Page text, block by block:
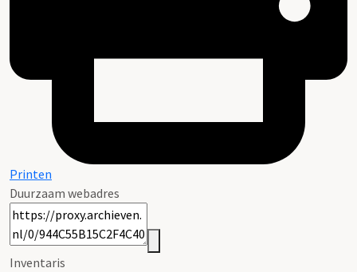
Printen
Duurzaam webadres
Inventaris